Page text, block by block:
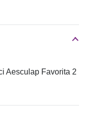
Aesculap Favorita 2